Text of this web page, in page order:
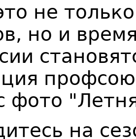
не
но и
фото
на